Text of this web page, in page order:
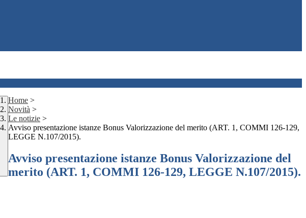
Home >
Novità >
Le notizie >
Avviso presentazione istanze Bonus Valorizzazione del merito (ART. 1, COMMI 126-129,
LEGGE N.107/2015).
Avviso presentazione istanze Bonus Valorizzazione del
merito (ART. 1, COMMI 126-129, LEGGE N.107/2015).